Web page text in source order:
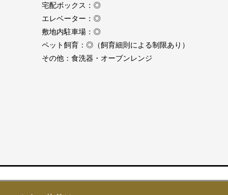
宅配ボックス：◎
エレベーター：◎
敷地内駐車場：◎
ペット飼育：◎（飼育細則による制限あり）
その他：食洗器・オーブンレンジ